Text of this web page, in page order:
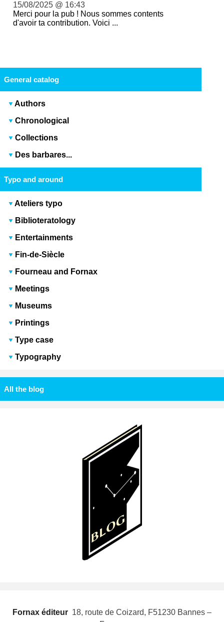
15/08/2025 @ 16:43
Merci pour la pub ! Nous sommes contents
d'avoir ta contribution. Voici ...
General catalog
Authors
Chronological
Collections
Des barbares...
Typo and around
Ateliers typo
Biblioteratology
Entertainments
Fin-de-Siècle
Fourneau and Fornax
Meetings
Museums
Printings
Type case
Typography
All the blog
Fornax éditeur  18, route de Coizard, F51230 Bannes –